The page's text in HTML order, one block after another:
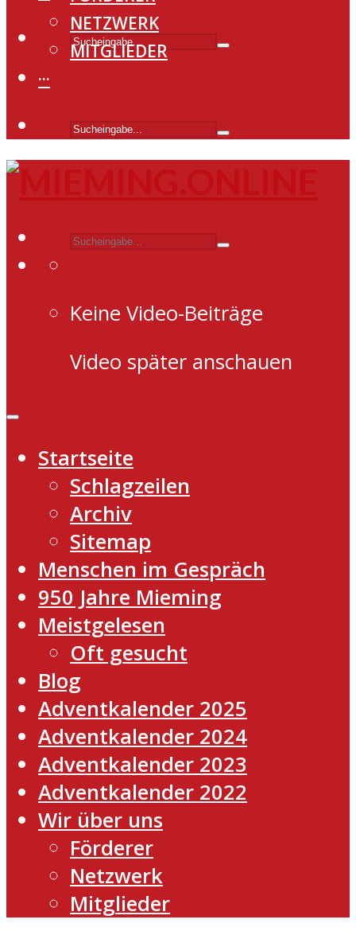
NETZWERK
MITGLIEDER
···
Keine Video-Beiträge
Video später anschauen
Startseite
Schlagzeilen
Archiv
Sitemap
Menschen im Gespräch
950 Jahre Mieming
Meistgelesen
Oft gesucht
Blog
Adventkalender 2025
Adventkalender 2024
Adventkalender 2023
Adventkalender 2022
Wir über uns
Förderer
Netzwerk
Mitglieder